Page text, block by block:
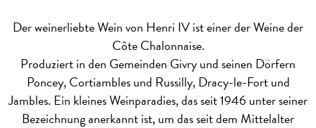
Der weinerliebte Wein von Henri IV ist einer der Weine der
Côte Chalonnaise.
Produziert in den Gemeinden Givry und seinen Dörfern
Poncey, Cortiambles und Russilly, Dracy-le-Fort und
Jambles. Ein kleines Weinparadies, das seit 1946 unter seiner
Bezeichnung anerkannt ist, um das seit dem Mittelalter